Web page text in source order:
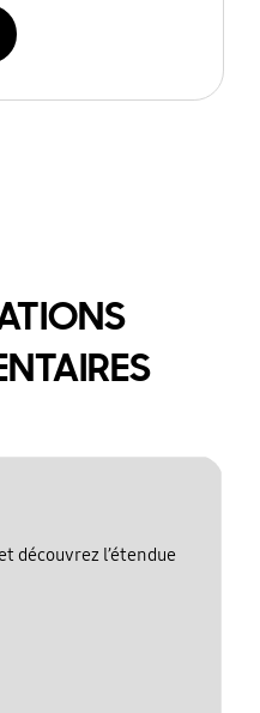
découvrez l’étendue